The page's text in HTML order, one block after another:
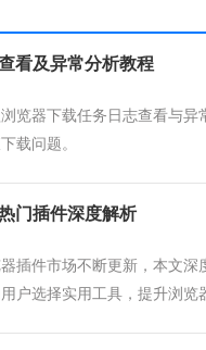
看及异常分析教程
览器下载任务日志查看与异
载问题。
门插件深度解析
插件市场不断更新，本文深
户选择实用工具，提升浏览